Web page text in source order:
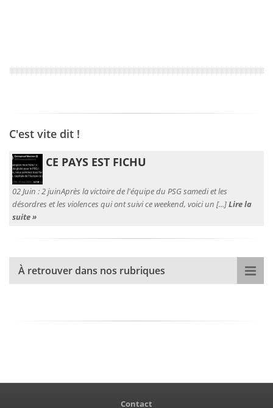
C'est vite dit !
CE PAYS EST FICHU
02 Juin :2 juinAprès la victoire de l'équipe du PSG samedi et les
désordres et les violences qui ont suivi ce weekend, voici un [...]Lire la
suite »
À retrouver dans nos rubriques
Contact